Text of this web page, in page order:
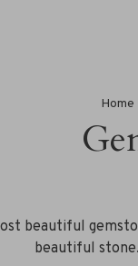
Home
beautiful
beautiful